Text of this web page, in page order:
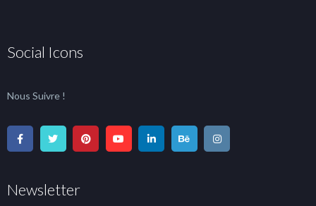
Social Icons
Nous Suivre !
Newsletter